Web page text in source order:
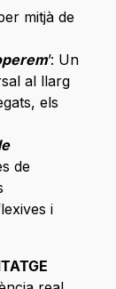
mitjà de
’: Un
al llarg
els
de
i